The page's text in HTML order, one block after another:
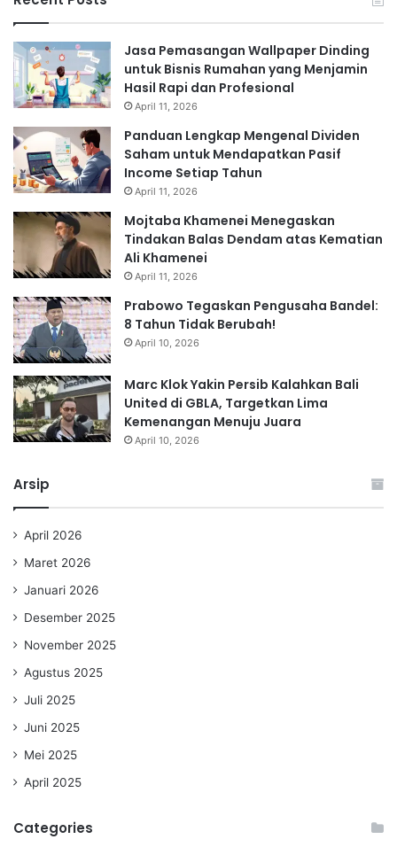
Jasa Pemasangan Wallpaper Dinding
untuk Bisnis Rumahan yang Menjamin
Hasil Rapi dan Profesional
April 11, 2026
Panduan Lengkap Mengenal Dividen
Saham untuk Mendapatkan Pasif
Income Setiap Tahun
April 11, 2026
Mojtaba Khamenei Menegaskan
Tindakan Balas Dendam atas Kematian
Ali Khamenei
April 11, 2026
Prabowo Tegaskan Pengusaha Bandel:
8 Tahun Tidak Berubah!
April 10, 2026
Marc Klok Yakin Persib Kalahkan Bali
United di GBLA, Targetkan Lima
Kemenangan Menuju Juara
April 10, 2026
Arsip
April 2026
Maret 2026
Januari 2026
Desember 2025
November 2025
Agustus 2025
Juli 2025
Juni 2025
Mei 2025
April 2025
Categories